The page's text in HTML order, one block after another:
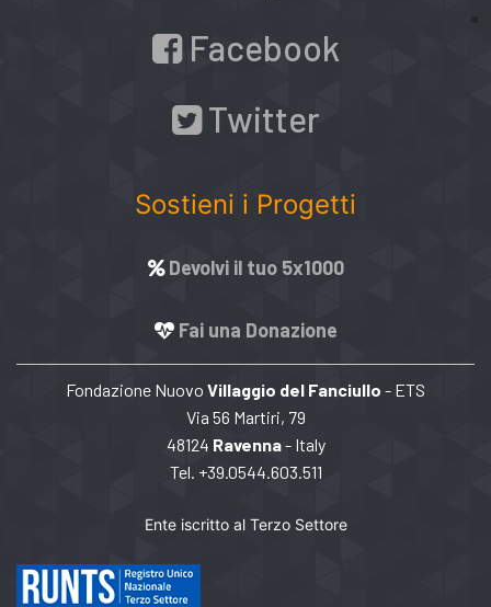
Facebook
Twitter
Sostieni i Progetti
Devolvi il tuo 5x1000
Fai una Donazione
Fondazione Nuovo Villaggio del Fanciullo - ETS
Via 56 Martiri, 79
48124 Ravenna- Italy
Tel. +39.0544.603.511
Ente iscritto al Terzo Settore